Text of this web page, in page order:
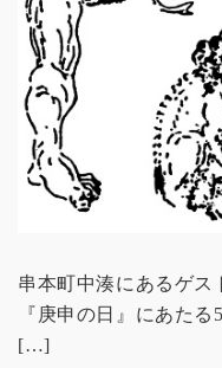
串本町中湊にあるゲス
『庚申の日』にあた
[…]